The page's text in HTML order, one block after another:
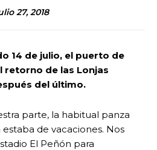
27, 2018
14 de julio, el puerto de
retorno de las Lonjas
del último.
parte, la habitual panza
de vacaciones. Nos
El Peñón para